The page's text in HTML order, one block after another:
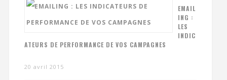
EMAIL
ING :
LES
INDIC
ATEURS DE PERFORMANCE DE VOS CAMPAGNES
20 avril 2015